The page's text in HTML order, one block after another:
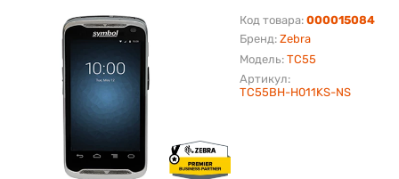
Бренд: Zebra
Модель: TC55
Код товара: 000015084
Артикул:
TC55BH-H011KS-NS